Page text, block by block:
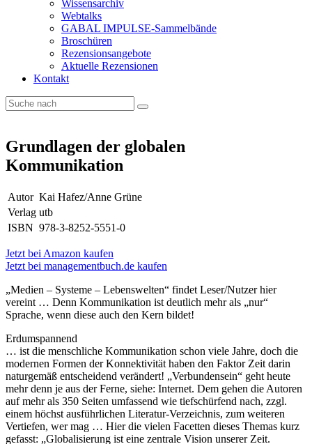
Wissensarchiv
Webtalks
GABAL IMPULSE-Sammelbände
Broschüren
Rezensionsangebote
Aktuelle Rezensionen
Kontakt
Grundlagen der globalen
Kommunikation
Autor Kai Hafez/Anne Grüne
Verlag utb
ISBN 978-3-8252-5551-0
Jetzt bei Amazon kaufen
Jetzt bei managementbuch.de kaufen
„Medien – Systeme – Lebenswelten“ findet Leser/Nutzer hier
vereint … Denn Kommunikation ist deutlich mehr als „nur“
Sprache, wenn diese auch den Kern bildet!
Erdumspannend
… ist die menschliche Kommunikation schon viele Jahre, doch die
modernen Formen der Konnektivität haben den Faktor Zeit darin
naturgemäß entscheidend verändert! „Verbundensein“ geht heute
mehr denn je aus der Ferne, siehe: Internet. Dem gehen die Autoren
auf mehr als 350 Seiten umfassend wie tiefschürfend nach, zzgl.
einem höchst ausführlichen Literatur-Verzeichnis, zum weiteren
Vertiefen, wer mag … Hier die vielen Facetten dieses Themas kurz
gefasst: „Globalisierung ist eine zentrale Vision unserer Zeit.